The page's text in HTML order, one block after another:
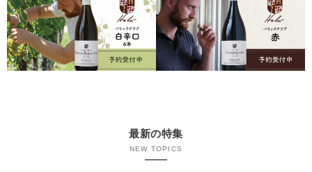
最新の特集
NEW TOPICS